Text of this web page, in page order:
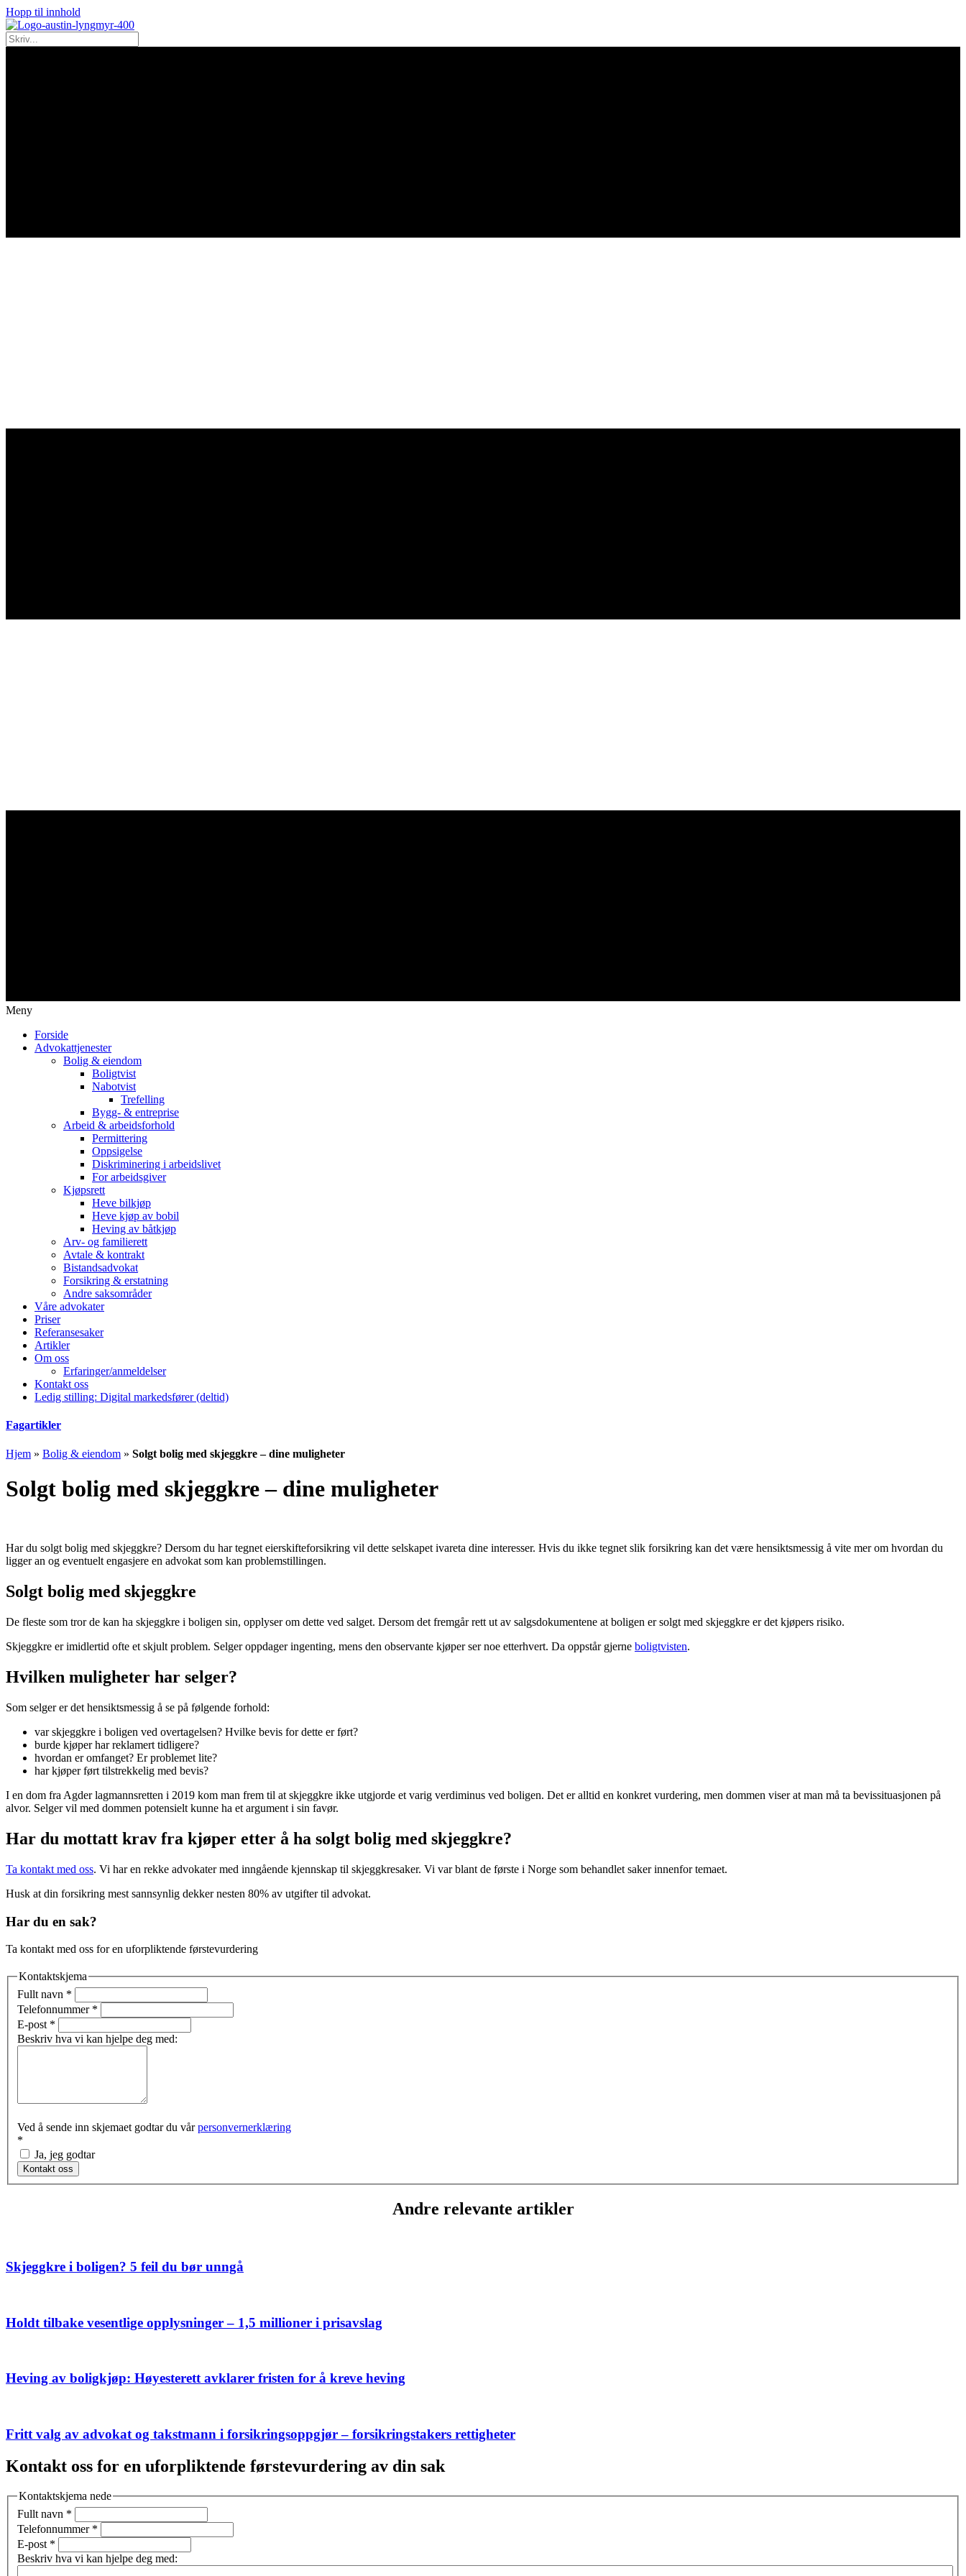
Hopp til innhold
Meny
Forside
Advokattjenester
Bolig & eiendom
Boligtvist
Nabotvist
Trefelling
Bygg- & entreprise
Arbeid & arbeidsforhold
Permittering
Oppsigelse
Diskriminering i arbeidslivet
For arbeidsgiver
Kjøpsrett
Heve bilkjøp
Heve kjøp av bobil
Heving av båtkjøp
Arv- og familierett
Avtale & kontrakt
Bistandsadvokat
Forsikring & erstatning
Andre saksområder
Våre advokater
Priser
Referansesaker
Artikler
Om oss
Erfaringer/anmeldelser
Kontakt oss
Ledig stilling: Digital markedsfører (deltid)
Fagartikler
Hjem » Bolig & eiendom » Solgt bolig med skjeggkre – dine muligheter
Solgt bolig med skjeggkre – dine muligheter
Har du solgt bolig med skjeggkre? Dersom du har tegnet eierskifteforsikring vil dette selskapet ivareta dine interesser. Hvis du ikke tegnet slik forsikring kan det være hensiktsmessig å vite mer om hvordan du
ligger an og eventuelt engasjere en advokat som kan problemstillingen.
Solgt bolig med skjeggkre
De fleste som tror de kan ha skjeggkre i boligen sin, opplyser om dette ved salget. Dersom det fremgår rett ut av salgsdokumentene at boligen er solgt med skjeggkre er det kjøpers risiko.
Skjeggkre er imidlertid ofte et skjult problem. Selger oppdager ingenting, mens den observante kjøper ser noe etterhvert. Da oppstår gjerne boligtvisten.
Hvilken muligheter har selger?
Som selger er det hensiktsmessig å se på følgende forhold:
var skjeggkre i boligen ved overtagelsen? Hvilke bevis for dette er ført?
burde kjøper har reklamert tidligere?
hvordan er omfanget? Er problemet lite?
har kjøper ført tilstrekkelig med bevis?
I en dom fra Agder lagmannsretten i 2019 kom man frem til at skjeggkre ikke utgjorde et varig verdiminus ved boligen. Det er alltid en konkret vurdering, men dommen viser at man må ta bevissituasjonen på
alvor. Selger vil med dommen potensielt kunne ha et argument i sin favør.
Har du mottatt krav fra kjøper etter å ha solgt bolig med skjeggkre?
Ta kontakt med oss. Vi har en rekke advokater med inngående kjennskap til skjeggkresaker. Vi var blant de første i Norge som behandlet saker innenfor temaet.
Husk at din forsikring mest sannsynlig dekker nesten 80% av utgifter til advokat.
Har du en sak?
Ta kontakt med oss for en uforpliktende førstevurdering
Kontaktskjema
Fullt navn *
Telefonnummer *
E-post *
Beskriv hva vi kan hjelpe deg med:
Ved å sende inn skjemaet godtar du vårpersonvernerklæring
*
Ja, jeg godtar
Kontakt oss
Andre relevante artikler
Skjeggkre i boligen? 5 feil du bør unngå
Holdt tilbake vesentlige opplysninger – 1,5 millioner i prisavslag
Heving av boligkjøp: Høyesterett avklarer fristen for å kreve heving
Fritt valg av advokat og takstmann i forsikringsoppgjør – forsikringstakers rettigheter
Kontakt oss for en uforpliktende førstevurdering av din sak
Kontaktskjema nede
Fullt navn *
Telefonnummer *
E-post *
Beskriv hva vi kan hjelpe deg med: